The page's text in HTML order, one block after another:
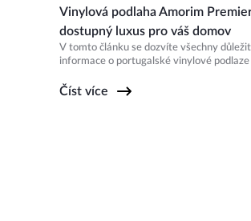
Vinylová podlaha Amorim
dostupný luxus pro váš domov
V tomto článku se dozvíte všechny
informace o portugalské vinylové podlaze
Číst více